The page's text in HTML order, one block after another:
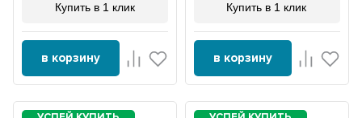
Купить в 1 клик
в корзину
Купить в 1 клик
в корзину